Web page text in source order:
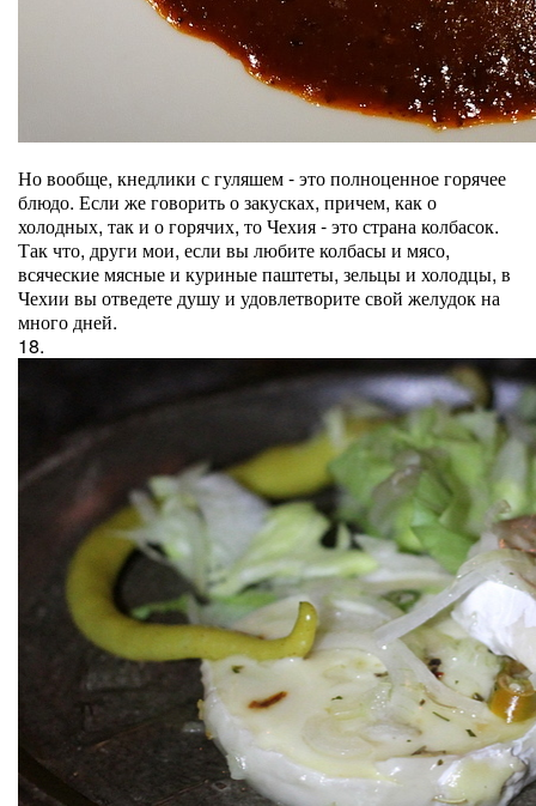
Но вообще, кнедлики с гуляшем - это полноценное горячее
блюдо. Если же говорить о закусках, причем, как о
холодных, так и о горячих, то Чехия - это страна колбасок.
Так что, други мои, если вы любите колбасы и мясо,
всяческие мясные и куриные паштеты, зельцы и холодцы, в
Чехии вы отведете душу и удовлетворите свой желудок на
много дней.
18.